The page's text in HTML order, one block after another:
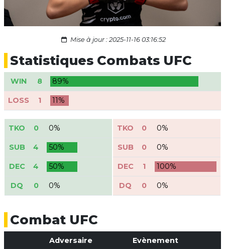
Mise à jour : 2025-11-16 03:16:52
Statistiques Combats UFC
WIN 8 89%
LOSS 1 11%
TKO 0 0%
SUB 4 50%
DEC 4 50%
DQ 0 0%
TKO 0 0%
SUB 0 0%
DEC 1 100%
DQ 0 0%
Combat UFC
Adversaire Evènement